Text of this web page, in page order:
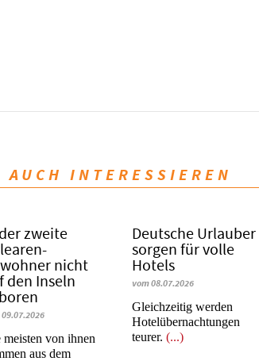
INTERESSIEREN
zweite
nicht
den Inseln
meisten von ihnen
aus dem
Deutsche Urlauber
sorgen für volle
Hotels
vom 08.07.2026
Gleichzeitig werden
Hotelübernachtungen
teurer.(...)